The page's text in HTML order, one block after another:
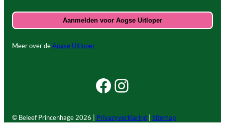
Meer over deAogse Uitloper
Facebook Beleef Princenhage
Instagram Beleef Princenhage
© Beleef Princenhage2026 | Privacyverklaring Sitemap